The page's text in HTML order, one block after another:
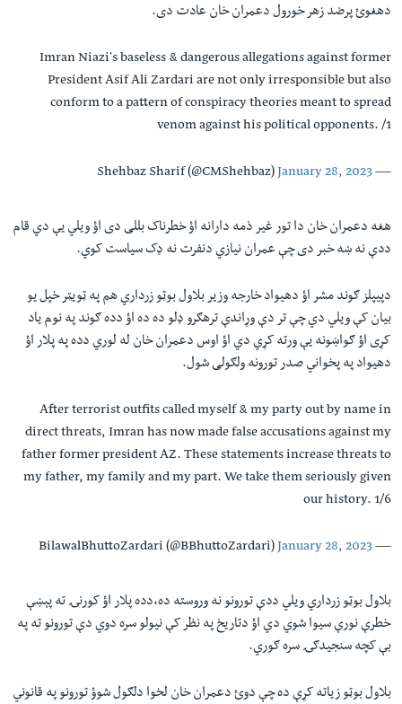
دهغوئ پرضد زهر خورول دعمران خان عادت دی.
Imran Niazi's baseless & dangerous allegations against former
President Asif Ali Zardari are not only irresponsible but also
conform to a pattern of conspiracy theories meant to spread
venom against his political opponents. /1
— Shehbaz Sharif (@CMShehbaz)
January 28, 2023
هغه دعمران خان دا تور غیر ذمه دارانه اؤ خطرناک بللی دی اؤ ویلي یې دي قام
ددې نه ښه خبر دی چې عمران نیازي دنفرت نه ډک سیاست کوي.
دپیپلز ګوند مشر اؤ دهیواد خارجه وزیر بلاول بوټو زرداري هم په ټویټر خپل یو
بیان کې ویلي دي چې تر دې وړاندې ترهګرو ډلو ده ده اؤ دده ګوند په نوم یاد
کړی اؤ ګواښونه یې ورته کړي دي اؤ اوس دعمران خان له لوري دده په پلار اؤ
دهیواد په پخواني صدر تورونه ولګولی شول.
After terrorist outfits called myself & my party out by name in
direct threats, Imran has now made false accusations against my
father former president AZ. These statements increase threats to
my father, my family and my part. We take them seriously given
our history. 1/6
— BilawalBhuttoZardari (@BBhuttoZardari)
January 28, 2023
بلاول بوټو زرداري ویلي ددې تورونو نه وروسته ده،دده پلار اؤ کورنۍ ته پېښې
خطرې نورې سیوا شوي دي اؤ دتاریخ په نظر کې نیولو سره دوي دې تورونو ته په
بې کچه سنجیدګۍ سره ګوري.
بلاول بوټو زیاته کړې ده چې دوئ دعمران خان لخوا دلګول شوؤ تورونو په قانوني